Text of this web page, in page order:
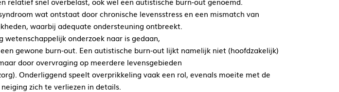
wat ontstaat door chronische levensstress en een mismatch van
waarbij adequate ondersteuning ontbreekt.
wetenschappelijk onderzoek naar is gedaan,
gewone burn-out. Een autistische burn-out lijkt namelijk niet (hoofdzakelijk)
door overvraging op meerdere levensgebieden
Onderliggend speelt overprikkeling vaak een rol, evenals moeite met de
zich te verliezen in details.